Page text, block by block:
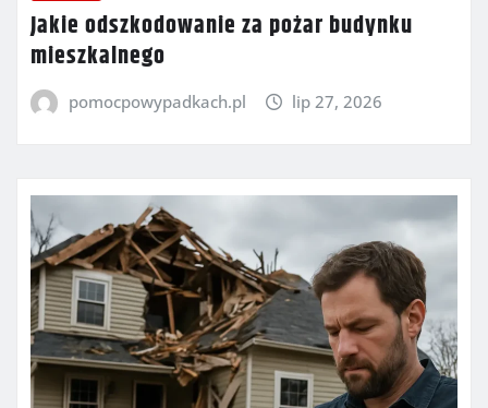
Jakie odszkodowanie za pożar budynku
mieszkalnego
pomocpowypadkach.pl lip 27, 2026